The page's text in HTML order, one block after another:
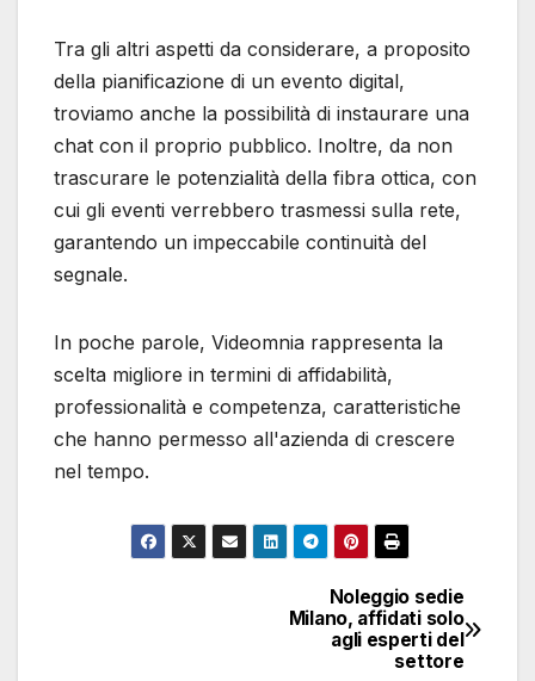
Tra gli altri aspetti da considerare, a proposito
della pianificazione di un evento digital,
troviamo anche la possibilità di instaurare una
chat con il proprio pubblico. Inoltre, da non
trascurare le potenzialità della fibra ottica, con
cui gli eventi verrebbero trasmessi sulla rete,
garantendo un impeccabile continuità del
segnale.
In poche parole, Videomnia rappresenta la
scelta migliore in termini di affidabilità,
professionalità e competenza, caratteristiche
che hanno permesso all'azienda di crescere
nel tempo.
Noleggio sedie
Milano, affidati solo
agli esperti del
settore